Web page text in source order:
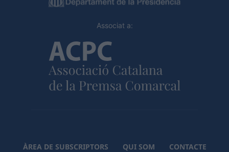
Associat a:
ÀREA DE SUBSCRIPTORS QUI SOM
CONTACTE